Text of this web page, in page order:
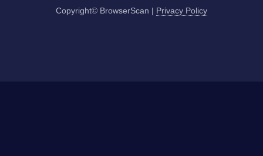
Copyright© BrowserScan | Privacy Policy